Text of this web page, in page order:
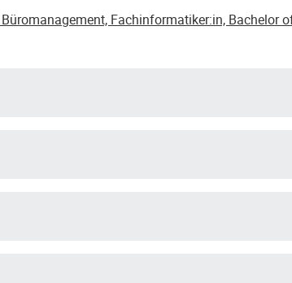
Fachinformatiker:in, Bachelor